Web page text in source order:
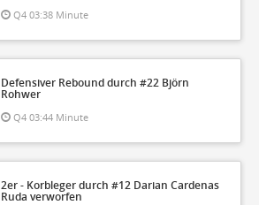
Q4 03:38 Minute
Defensiver Rebound durch #22 Björn
Rohwer
Q4 03:44 Minute
2er - Korbleger durch #12 Darian Cardenas
Ruda verworfen